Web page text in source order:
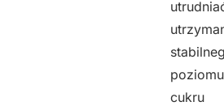
poziomu
cukru